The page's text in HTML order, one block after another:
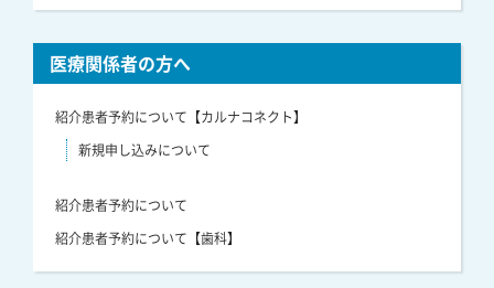
医療関係者の方へ
紹介患者予約について【カルナコネクト】
新規申し込みについて
紹介患者予約について
紹介患者予約について【歯科】